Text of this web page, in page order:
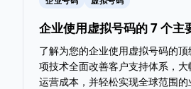
企业使用虚拟号码的 7 个主
了解为您的企业使用虚拟号码的
项技术全面改善客户支持体系，
运营成本，并轻松实现全球范围